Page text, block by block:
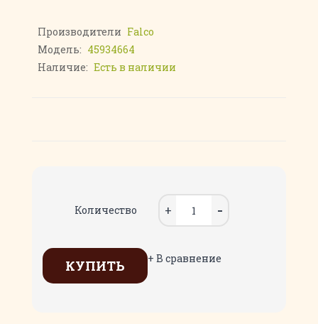
Производители Falco
Модель: 45934664
Наличие: Есть в наличии
Количество
КУПИТЬ + В сравнение